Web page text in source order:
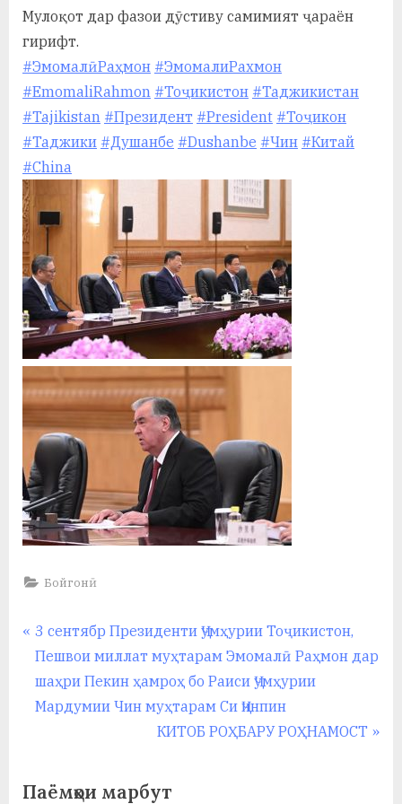
Мулоқот дар фазои дӯстиву самимият ҷараён
гирифт.
#ЭмомалӣРаҳмон #ЭмомалиРахмон
#EmomaliRahmon #Тоҷикистон #Таджикистан
#Tajikistan #Президент #President #Тоҷикон
#Таджики #Душанбе #Dushanbe #Чин #Китай
#China
Бойгонӣ
Навигация
по
записям
P
r
e
v
3 сентябр Президенти Ҷумҳурии Тоҷикистон,
Пешвои миллат муҳтарам Эмомалӣ Раҳмон дар
шаҳри Пекин ҳамроҳ бо Раиси Ҷумҳурии
Мардумии Чин муҳтарам Си Ҷинпин
N
КИТОБ РОҲБАРУ РОҲНАМОСТ
Паёмҳои марбут